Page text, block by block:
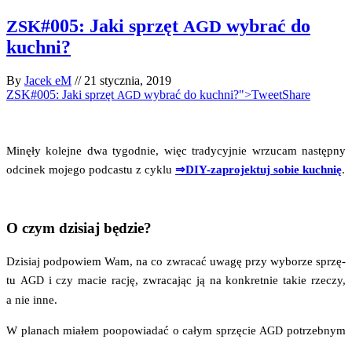
ZSK#005: Jaki sprzęt AGD wybrać do
kuchni?
By Jacek eM // 21 stycznia, 2019
ZSK#005: Jaki sprzęt AGD wybrać do kuchni?">TweetShare
Minę­ły kolej­ne dwa tygo­dnie, więc tra­dy­cyj­nie wrzu­cam następ­ny
odci­nek moje­go pod­ca­stu z cyklu ⇒DIY-zapro­jek­tuj sobie kuch­nię.
O czym dzisiaj będzie?
Dzi­siaj pod­po­wiem Wam, na co zwra­cać uwa­gę przy wybo­rze sprzę­
tu AGDi czy macie rację, zwra­ca­jąc ją na kon­kret­nie takie rze­czy,
a nie inne.
W pla­nach mia­łem poopo­wia­dać o całym sprzę­cie AGD potrzeb­nym